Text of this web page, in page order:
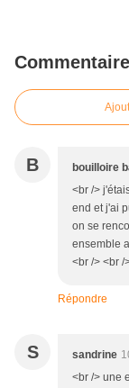
B bouilloire
<br />
end et j'ai
on se
ensemble
<br /> <br /
Répondre
S sandrine
<br /> une